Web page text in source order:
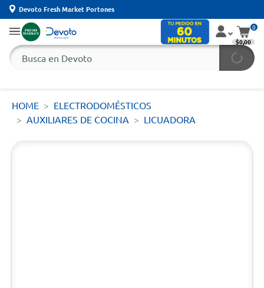
Devoto Fresh Market Portones
0
$0,00
HOME
ELECTRODOMÉSTICOS
AUXILIARES DE COCINA
LICUADORA